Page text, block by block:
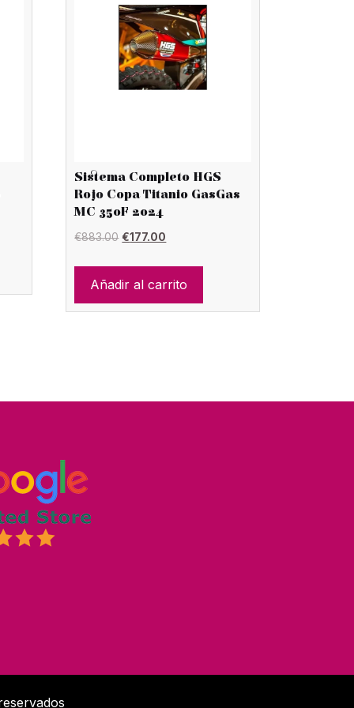
Sistema Completo HGS
Rojo Copa Titanio GasGas
MC 350F 2024
€883.00 El
original
€177.00
actual
Añadir al carrito